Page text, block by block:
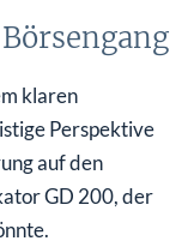
klaren
Perspektive
auf den
GD 200, der